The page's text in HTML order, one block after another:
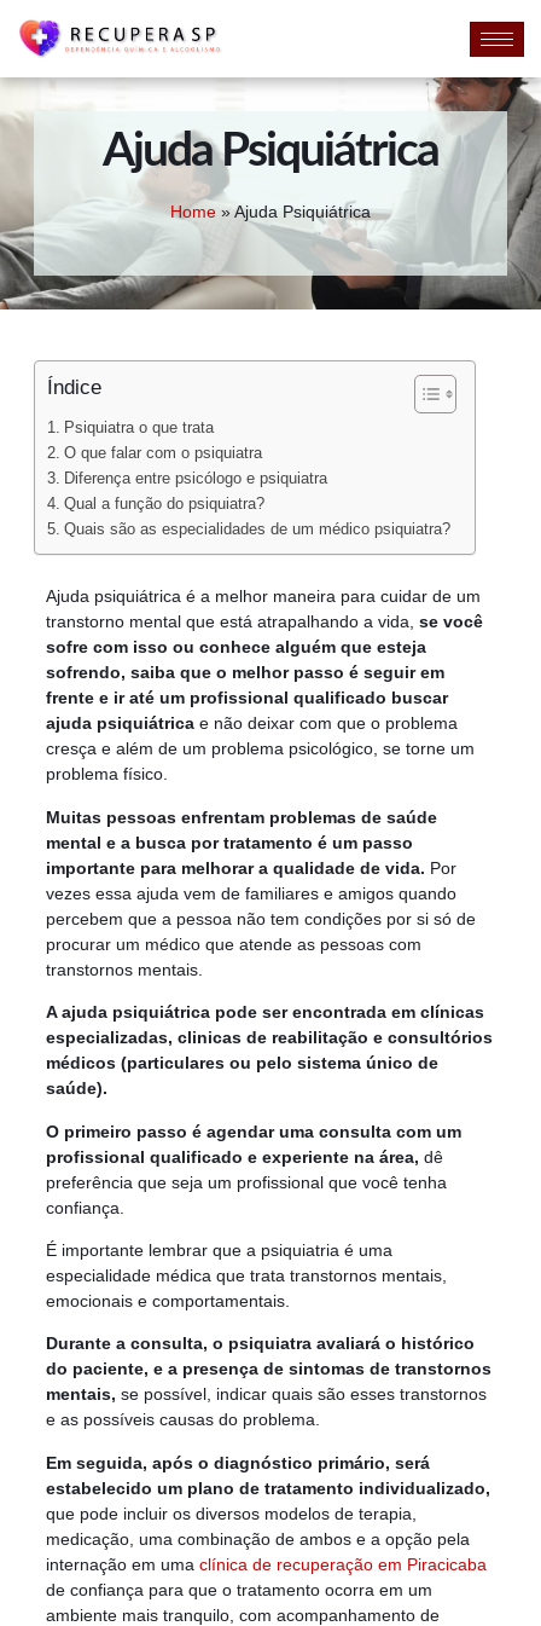
Ajuda Psiquiátrica
Home »Ajuda Psiquiátrica
Índice
Psiquiatra o que trata
O que falar com o psiquiatra
Diferença entre psicólogo e psiquiatra
Qual a função do psiquiatra?
Quais são as especialidades de um médico psiquiatra?
Ajuda psiquiátrica é a melhor maneira para cuidar de um
transtorno mental que está atrapalhando a vida, se você
sofre com isso ou conhece alguém que esteja
sofrendo, saiba que o melhor passo é seguir em
frente e ir até um profissional qualificado buscar
ajuda psiquiátrica e não deixar com que o problema
cresça e além de um problema psicológico, se torne um
problema físico.
Muitas pessoas enfrentam problemas de saúde
mental e a busca por tratamento é um passo
importante para melhorar a qualidade de vida. Por
vezes essa ajuda vem de familiares e amigos quando
percebem que a pessoa não tem condições por si só de
procurar um médico que atende as pessoas com
transtornos mentais.
A ajuda psiquiátrica pode ser encontrada em clínicas
especializadas, clinicas de reabilitação e consultórios
médicos (particulares ou pelo sistema único de
saúde).
O primeiro passo é agendar uma consulta com um
profissional qualificado e experiente na área, dê
preferência que seja um profissional que você tenha
confiança.
É importante lembrar que a psiquiatria é uma
especialidade médica que trata transtornos mentais,
emocionais e comportamentais.
Durante a consulta, o psiquiatra avaliará o histórico
do paciente, e a presença de sintomas de transtornos
mentais, se possível, indicar quais são esses transtornos
e as possíveis causas do problema.
Em seguida, após o diagnóstico primário, será
estabelecido um plano de tratamento individualizado,
que pode incluir os diversos modelos de terapia,
medicação, uma combinação de ambos e a opção pela
internação em uma clínica de recuperação em Piracicaba
de confiança para que o tratamento ocorra em um
ambiente mais tranquilo, com acompanhamento de